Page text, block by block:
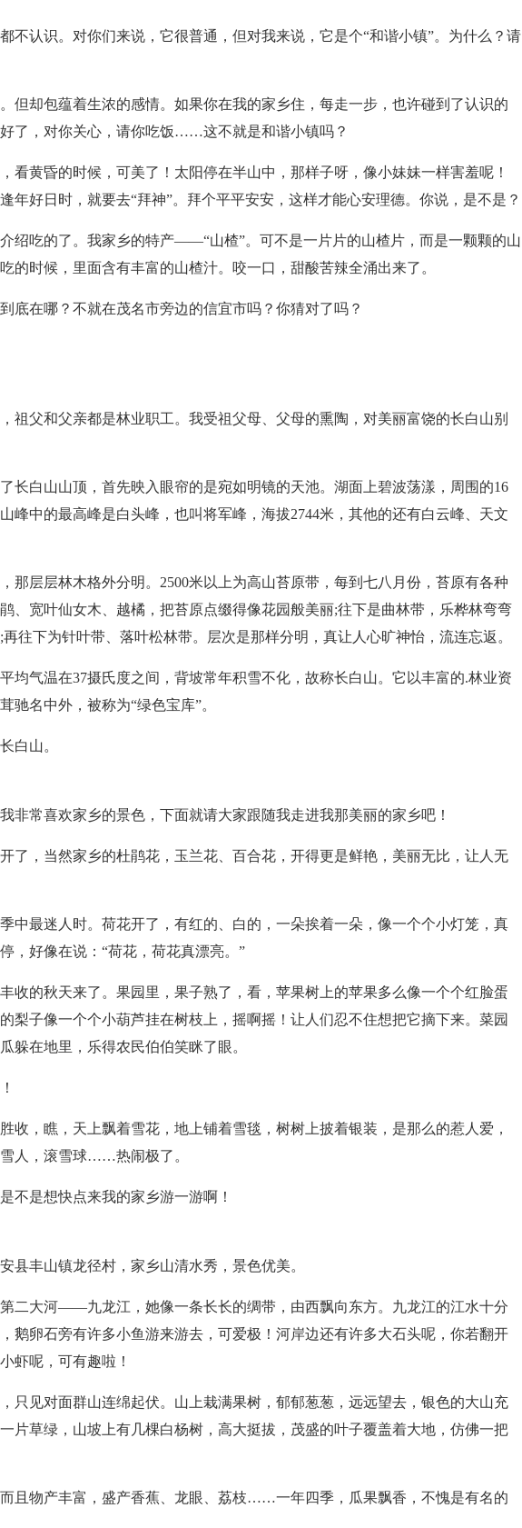
不认识。对你们来说，它很普通，但对我来说，它是个“和谐小镇”。为什么？请
但却包蕴着生浓的感情。如果你在我的家乡住，每走一步，也许碰到了认识的
了，对你关心，请你吃饭……这不就是和谐小镇吗？
看黄昏的时候，可美了！太阳停在半山中，那样子呀，像小妹妹一样害羞呢！
年好日时，就要去“拜神”。拜个平平安安，这样才能心安理德。你说，是不是？
绍吃的了。我家乡的特产——“山楂”。可不是一片片的山楂片，而是一颗颗的山
的时候，里面含有丰富的山楂汁。咬一口，甜酸苦辣全涌出来了。
底在哪？不就在茂名市旁边的信宜市吗？你猜对了吗？
祖父和父亲都是林业职工。我受祖父母、父母的熏陶，对美丽富饶的长白山别
长白山山顶，首先映入眼帘的是宛如明镜的天池。湖面上碧波荡漾，周围的16
峰中的最高峰是白头峰，也叫将军峰，海拔2744米，其他的还有白云峰、天文
那层层林木格外分明。2500米以上为高山苔原带，每到七八月份，苔原有各种
、宽叶仙女木、越橘，把苔原点缀得像花园般美丽;往下是曲林带，乐桦林弯弯
往下为针叶带、落叶松林带。层次是那样分明，真让人心旷神怡，流连忘返。
均气温在37摄氏度之间，背坡常年积雪不化，故称长白山。它以丰富的.林业资
驰名中外，被称为“绿色宝库”。
白山。
非常喜欢家乡的景色，下面就请大家跟随我走进我那美丽的家乡吧！
了，当然家乡的杜鹃花，玉兰花、百合花，开得更是鲜艳，美丽无比，让人无
中最迷人时。荷花开了，有红的、白的，一朵挨着一朵，像一个个小灯笼，真
，好像在说：“荷花，荷花真漂亮。”
收的秋天来了。果园里，果子熟了，看，苹果树上的苹果多么像一个个红脸蛋
梨子像一个个小葫芦挂在树枝上，摇啊摇！让人们忍不住想把它摘下来。菜园
躲在地里，乐得农民伯伯笑眯了眼。
收，瞧，天上飘着雪花，地上铺着雪毯，树树上披着银装，是那么的惹人爱，
人，滚雪球……热闹极了。
不是想快点来我的家乡游一游啊！
县丰山镇龙径村，家乡山清水秀，景色优美。
二大河——九龙江，她像一条长长的绸带，由西飘向东方。九龙江的江水十分
鹅卵石旁有许多小鱼游来游去，可爱极！河岸边还有许多大石头呢，你若翻开
虾呢，可有趣啦！
只见对面群山连绵起伏。山上栽满果树，郁郁葱葱，远远望去，银色的大山充
片草绿，山坡上有几棵白杨树，高大挺拔，茂盛的叶子覆盖着大地，仿佛一把
且物产丰富，盛产香蕉、龙眼、荔枝……一年四季，瓜果飘香，不愧是有名的